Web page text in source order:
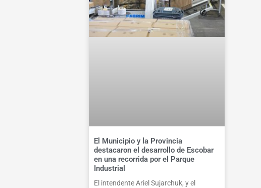
El Municipio y la Provincia
destacaron el desarrollo de Escobar
en una recorrida por el Parque
Industrial
El intendente Ariel Sujarchuk, y el